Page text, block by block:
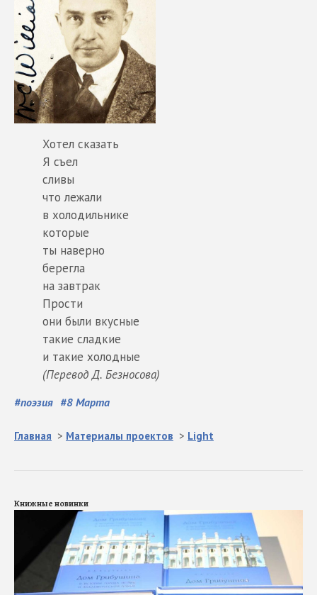
Хотел сказать
Я съел
сливы
что лежали
в холодильнике
которые
ты наверно
берегла
на завтрак
Прости
они были вкусные
такие сладкие
и такие холодные
(Перевод Д. Безносова)
#поэзия #8 Марта
Главная > Материалы проектов > Light
Книжные новинки